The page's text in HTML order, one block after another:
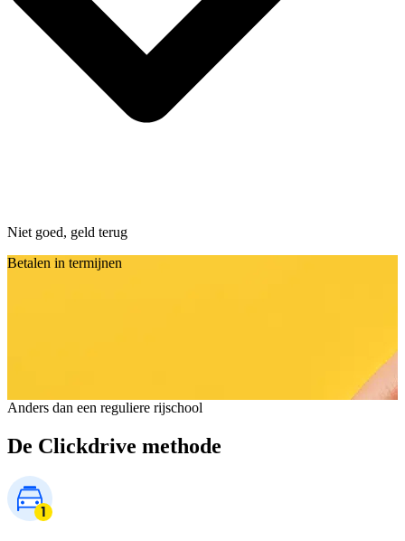
Niet goed, geld terug
Betalen in termijnen
Anders dan een reguliere rijschool
De Clickdrive methode